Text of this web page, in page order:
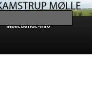
den gamle vindmølle i
historie og mekanik eller
i en af vores shelters.
Søg
Møllebande-info